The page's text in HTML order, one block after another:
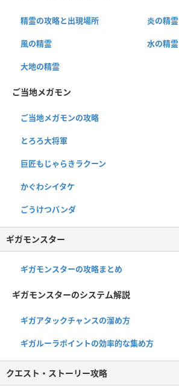
精霊の攻略と出現場所 炎の精霊
風の精霊 水の精霊
大地の精霊
ご当地メガモン
ご当地メガモンの攻略
とろろ大将軍
巨匠もじゃらきラクーン
かぐわシイタケ
ごうけつパンダ
ギガモンスター
ギガモンスターの攻略まとめ
ギガモンスターのシステム解説
ギガアタックチャンスの溜め方
ギガルーラポイントの効率的な集め方
クエスト・ストーリー攻略